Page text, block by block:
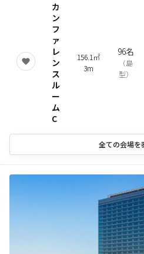
カ
ン
フ
ァ
レ
ン
ス
ル
ー
ム
C
156.1㎡
3m
96名
（島
型）
全ての会場を